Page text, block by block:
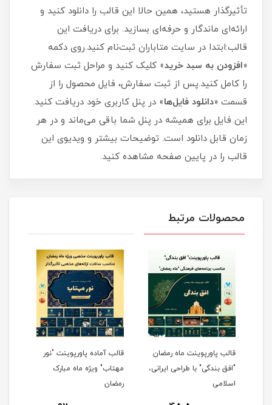
تأثیرگذار هستید، همین حالا این قالب را دانلود کنید و
ارائه‌ای ماندگار و حرفه‌ای بسازید. برای دریافت این
قالب:ابتدا در سایت متاباران ثبت‌نام کنید.روی دکمه
«افزودن به سبد خرید» کلیک کنید و مراحل ثبت سفارش
را کامل کنید.پس از ثبت سفارش، فایل محصول را از
قسمت «دانلود فایل‌ها» در پنل کاربری خود دریافت کنید.
این فایل برای همیشه در پنل شما باقی می‌ماند و در هر
زمان قابل دانلود است. توضیحات بیشتر و ویدیوی این
قالب را در پایین صفحه مشاهده کنید.
محصولات مرتبط
قالب پاورپوینت ماه رمضان
"افق بندگی" با طراحی ایرانی،
اسلامی
قالب آماده پاورپوینت "نور
مهتاب" ویژه ماه مبارک
رمضان